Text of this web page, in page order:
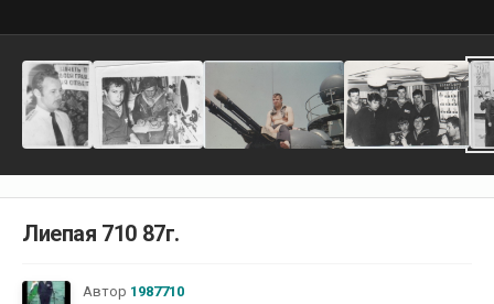
Лиепая 710 87г.
Автор 1987710